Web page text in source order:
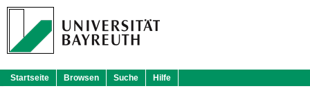
Startseite Browsen Suche Hilfe